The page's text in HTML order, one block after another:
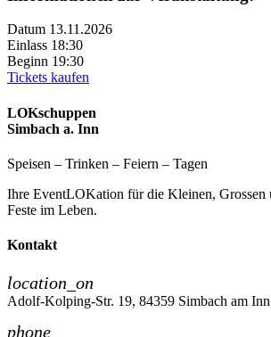
Datum 13.11.2026
Einlass 18:30
Beginn 19:30
Tickets kaufen
LOKschuppen
Simbach a. Inn
Speisen – Trinken – Feiern – Tagen
Ihre EventLOKation für die Kleinen, Grossen
Feste im Leben.
Kontakt
location_on
Adolf-Kolping-Str. 19, 84359 Simbach am Inn
phone